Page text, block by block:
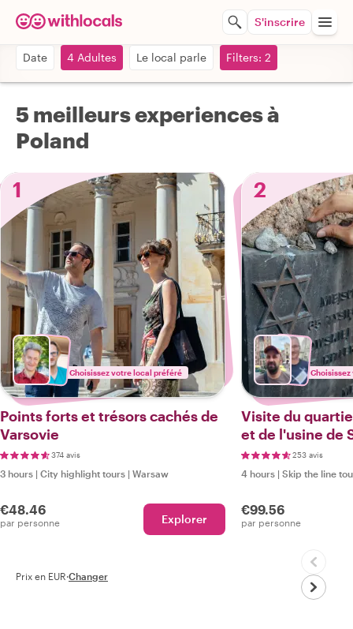
S'inscrire
Date 4 Adultes Le local parle Filters: 2
5 meilleurs experiences à
Poland
1
Choisissez votre local préféré
Points forts et trésors cachés de
Varsovie
374 avis
3 hours | City highlight tours | Warsaw
€48.46
par personne Explorer
2
Visite du
et de l'usine de
un local253 avis
4 hours | Skip the line
€99.56
par personne
Prix en EUR·Changer